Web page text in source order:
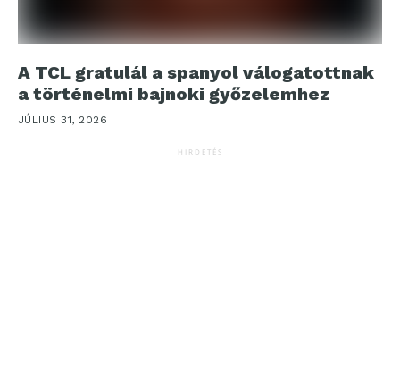
A TCL gratulál a spanyol válogatottnak
a történelmi bajnoki győzelemhez
JÚLIUS 31, 2026
HIRDETÉS